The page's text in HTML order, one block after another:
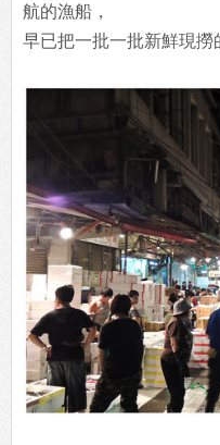
航的漁船，
早已把一批一批新鮮現撈